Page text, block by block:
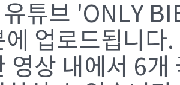
튜브 'ONLY
에 업로드됩니다.
영상 내에서 6개